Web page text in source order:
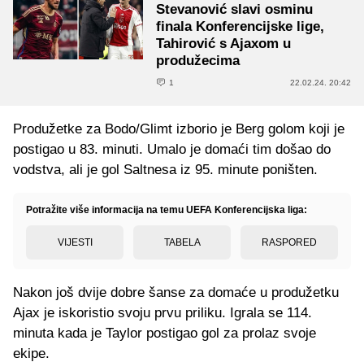
Stevanović slavi osminu
finala Konferencijske lige,
Tahirović s Ajaxom u
produžecima
1 22.02.24. 20:42
Produžetke za Bodo/Glimt izborio je Berg golom koji je
postigao u 83. minuti. Umalo je domaći tim došao do
vodstva, ali je gol Saltnesa iz 95. minute poništen.
Potražite više informacija na temu UEFA Konferencijska liga:
VIJESTI TABELA RASPORED
Nakon još dvije dobre šanse za domaće u produžetku
Ajax je iskoristio svoju prvu priliku. Igrala se 114.
minuta kada je Taylor postigao gol za prolaz svoje
ekipe.